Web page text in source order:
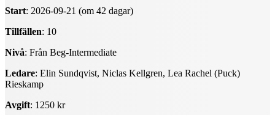
Start: 2026-09-21 (om 42 dagar)
Tillfällen: 10
Nivå: Från Beg-Intermediate
Ledare: Elin Sundqvist, Niclas Kellgren, Lea Rachel (Puck)
Rieskamp
Avgift: 1250 kr